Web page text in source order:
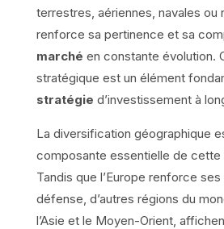
terrestres, aériennes, navales ou
renforce sa pertinence et sa
marché en constante évolution.
stratégique est un élément
stratégie d’investissement à
La diversification géographique
composante essentielle de cette
Tandis que l’Europe renforce
défense, d’autres régions du
l’Asie et le Moyen-Orient,